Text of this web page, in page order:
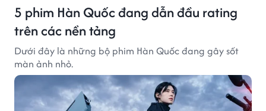
5 phim Hàn Quốc đang dẫn đầu rating
trên các nền tảng
Dưới đây là những bộ phim Hàn Quốc đang gây sốt
màn ảnh nhỏ.